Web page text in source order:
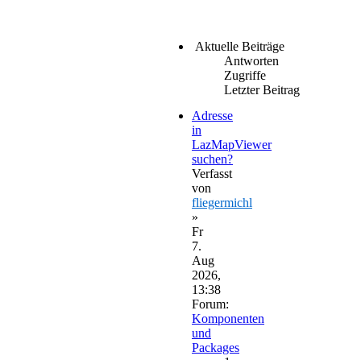
Aktuelle Beiträge
Antworten
Zugriffe
Letzter Beitrag
Adresse
in
LazMapViewer
suchen?
Verfasst
von
fliegermichl
»
Fr
7.
Aug
2026,
13:38
Forum:
Komponenten
und
Packages